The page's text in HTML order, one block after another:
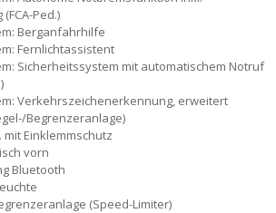
Ped.)
Berganfahrhilfe
Fernlichtassistent
Sicherheitssystem mit automatischem Notruf
Verkehrszeichenerkennung, erweitert
Begrenzeranlage)
Einklemmschutz
vorn
Bluetooth
(Speed-Limiter)